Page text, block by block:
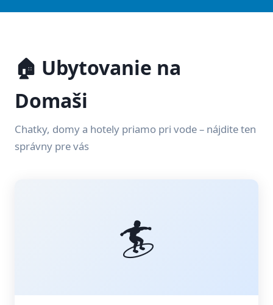
🏠 Ubytovanie na
Domaši
Chatky, domy a hotely priamo pri vode – nájdite ten
správny pre vás
🏄